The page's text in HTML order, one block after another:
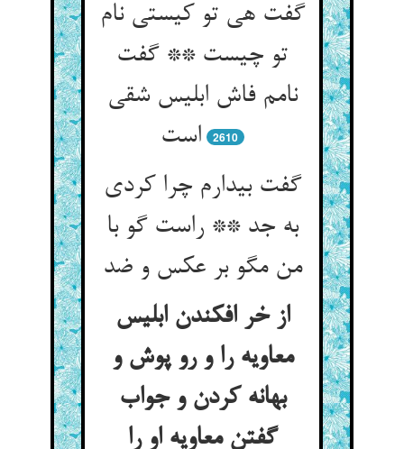
گفت هی تو کیستی نام
تو چیست ** گفت
نامم فاش ابلیس شقی
است‏
2610
گفت بیدارم چرا کردی
به جد ** راست گو با
من مگو بر عکس و ضد
از خر افکندن ابلیس
معاویه را و رو پوش و
بهانه کردن و جواب
گفتن معاویه او را